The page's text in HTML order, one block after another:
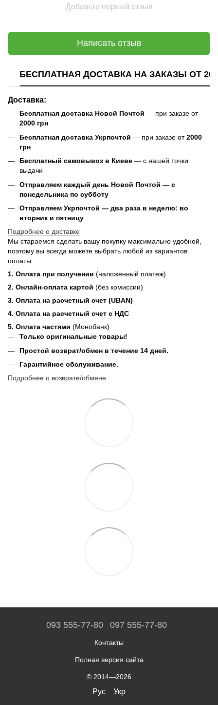
Добавьте первый отзыв
Написать отзыв
БЕСПЛАТНАЯ ДОСТАВКА НА ЗАКАЗЫ ОТ
Доставка:
Бесплатная доставка Новой Почтой — при заказе от
2000 грн
Бесплатная доставка Укрпочтой — при заказе от2000
грн
Бесплатный самовывоз в Киеве — с нашей точки
выдачи
Отправляем каждый день Новой Почтой — с
понедельника по субботу
Отправляем Укрпочтой — два раза в неделю: во
вторник и пятницу
Подробнее о доставке
Мы стараемся сделать вашу покупку максимально удобной,
поэтому вы всегда можете выбрать любой из вариантов
оплаты:
1. Оплата при получении (наложенный платеж)
2. Онлайн-оплата картой (без комиссии)
3. Оплата на расчетный счет (UBAN)
4. Оплата на расчетный счет с НДС
5. Оплата частями (Монобанк)
Только оригинальные товары!
Простой возврат/обмен в течение 14 дней.
Гарантийное обслуживание.
Подробнее о возврате/обмене
093 555-77-80 097 555-77-80
Контакты
Полная версия сайта
© 2014—2026
Рус Укр